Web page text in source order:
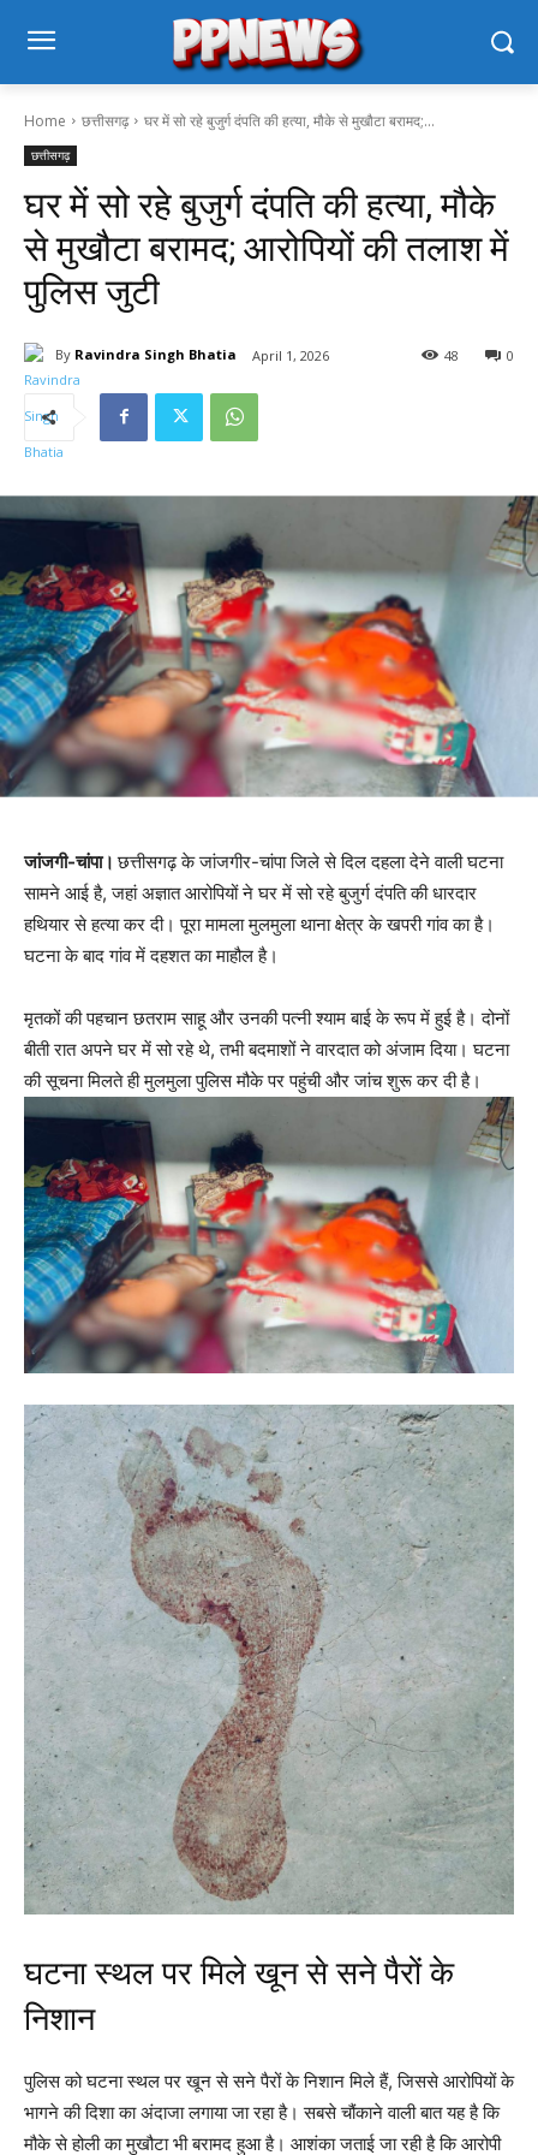
Home छत्तीसगढ़ घर में सो रहे बुजुर्ग दंपति की हत्या, मौके से मुखौटा बरामद;...
छत्तीसगढ़
घर में सो रहे बुजुर्ग दंपति की हत्या, मौके
से मुखौटा बरामद; आरोपियों की तलाश में
पुलिस जुटी
By Ravindra Singh Bhatia April 1, 2026 0
48
जांजगी-चांपा।छत्तीसगढ़ के जांजगीर-चांपा जिले से दिल दहला देने वाली घटना
सामने आई है, जहां अज्ञात आरोपियों ने घर में सो रहे बुजुर्ग दंपति की धारदार
हथियार से हत्या कर दी। पूरा मामला मुलमुला थाना क्षेत्र के खपरी गांव का है।
घटना के बाद गांव में दहशत का माहौल है।
मृतकों की पहचान छतराम साहू और उनकी पत्नी श्याम बाई के रूप में हुई है। दोनों
बीती रात अपने घर में सो रहे थे, तभी बदमाशों ने वारदात को अंजाम दिया। घटना
की सूचना मिलते ही मुलमुला पुलिस मौके पर पहुंची और जांच शुरू कर दी है।
घटना स्थल पर मिले खून से सने पैरों के
निशान
पुलिस को घटना स्थल पर खून से सने पैरों के निशान मिले हैं, जिससे आरोपियों के
भागने की दिशा का अंदाजा लगाया जा रहा है। सबसे चौंकाने वाली बात यह है कि
मौके से होली का मुखौटा भी बरामद हुआ है। आशंका जताई जा रही है कि आरोपी